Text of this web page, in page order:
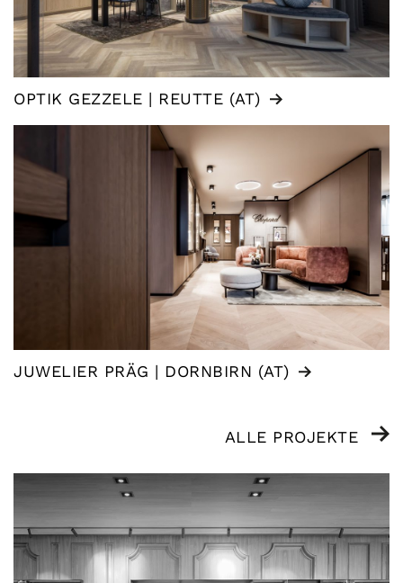
OPTIK GEZZELE | REUTTE (AT)
JUWELIER PRÄG | DORNBIRN (AT)
ALLE PROJEKTE